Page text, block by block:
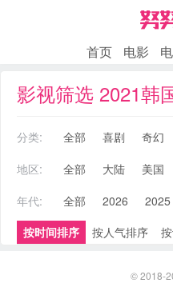
首页 电影
影视筛选 2021韩
分类: 全部 喜剧 奇幻
地区:
全部 大陆 美国
年代:
全部 2026 2025
按时间排序
按人气排序
© 2018-